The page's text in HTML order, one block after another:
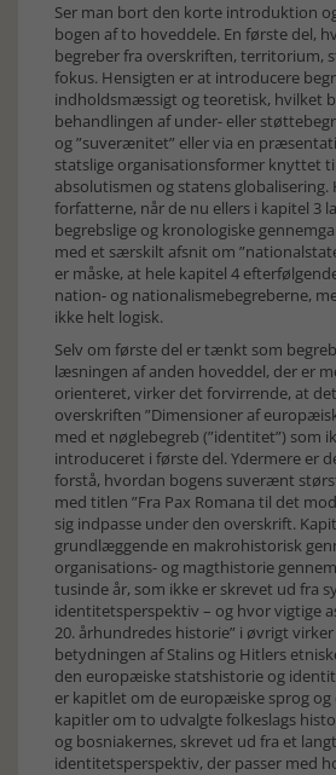
Ser man bort den korte introduktion
bogen af to hoveddele. En første del,
begreber fra overskriften, territorium,
fokus. Hensigten er at introducere
indholdsmæssigt og teoretisk, hvilket
behandlingen af under- eller
og ”suverænitet” eller via en
statslige organisationsformer knyttet
absolutismen og statens globalisering.
forfatterne, når de nu ellers i kapitel 3
begrebslige og kronologiske
med et særskilt afsnit om
er måske, at hele kapitel 4
nation- og nationalismebegreberne,
ikke helt logisk.
Selv om første del er tænkt som
læsningen af anden hoveddel, der er
orienteret, virker det forvirrende, at
overskriften ”Dimensioner af
med et nøglebegreb (”identitet”) som
introduceret i første del. Ydermere er
forstå, hvordan bogens suverænt
med titlen ”Fra Pax Romana til det
sig indpasse under den overskrift.
grundlæggende en makrohistorisk
organisations- og magthistorie
tusinde år, som ikke er skrevet ud fra
identitetsperspektiv – og hvor vigtige
20. århundredes historie” i øvrigt
betydningen af Stalins og Hitlers
den europæiske statshistorie og
er kapitlet om de europæiske sprog
kapitler om to udvalgte folkeslags
og bosniakernes, skrevet ud fra et
identitetsperspektiv, der passer med